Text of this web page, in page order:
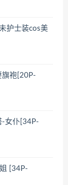
护士装cos美
袍[20P-
-女仆[34P-
[34P-